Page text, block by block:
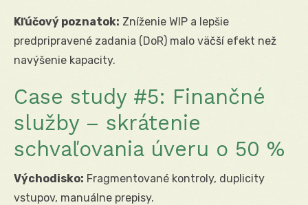
Kľúčový poznatok: Zníženie WIP a lepšie
predpripravené zadania (DoR) malo väčší efekt než
navýšenie kapacity.
Case study #5: Finančné
služby – skrátenie
schvaľovania úveru o 50 %
Východisko: Fragmentované kontroly, duplicity
vstupov, manuálne prepisy.